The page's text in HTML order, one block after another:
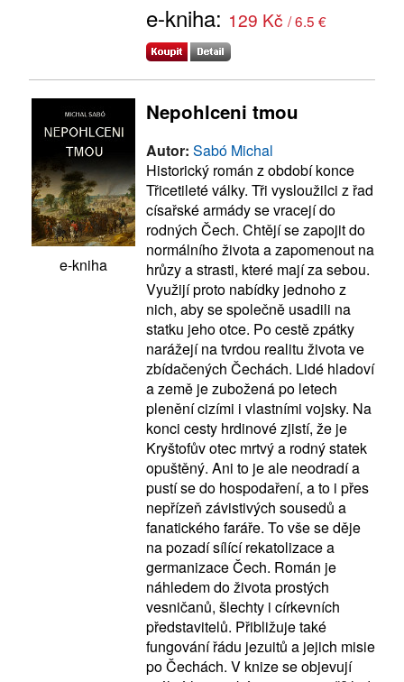
e-kniha: 129 Kč / 6.5 €
e-kniha
Nepohlceni tmou
Autor: Sabó Michal
Historický román z období konce
Třicetileté války. Tři vysloužilci z řad
císařské armády se vracejí do
rodných Čech. Chtějí se zapojit do
normálního života a zapomenout na
hrůzy a strasti, které mají za sebou.
Využijí proto nabídky jednoho z
nich, aby se společně usadili na
statku jeho otce. Po cestě zpátky
narážejí na tvrdou realitu života ve
zbídačených Čechách. Lidé hladoví
a země je zubožená po letech
plenění cizími i vlastními vojsky. Na
konci cesty hrdinové zjistí, že je
Kryštofův otec mrtvý a rodný statek
opuštěný. Ani to je ale neodradí a
pustí se do hospodaření, a to i přes
nepřízeň závistivých sousedů a
fanatického faráře. To vše se děje
na pozadí sílící rekatolizace a
germanizace Čech. Román je
náhledem do života prostých
vesničanů, šlechty i církevních
představitelů. Přibližuje také
fungování řádu jezuitů a jejich misie
po Čechách. V knize se objevují